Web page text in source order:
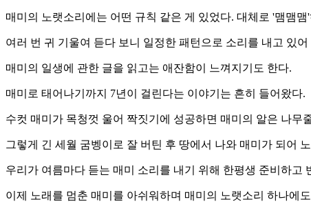
매미의 노랫소리에는 어떤 규칙 같은 게 있었다. 대체로 '맴맴
여러 번 귀 기울여 듣다 보니 일정한 패턴으로 소리를 내고 있
매미의 일생에 관한 글을 읽고는 애잔함이 느껴지기도 한다.
매미로 태어나기까지 7년이 걸린다는 이야기는 흔히 들어왔다.
수컷 매미가 목청껏 울어 짝짓기에 성공하면 매미의 알은 나
그렇게 긴 세월 굼벵이로 잘 버틴 후 땅에서 나와 매미가 되어
우리가 여름마다 듣는 매미 소리를 내기 위해 한평생 준비하고
이제 노래를 멈춘 매미를 아쉬워하며 매미의 노랫소리 하나에